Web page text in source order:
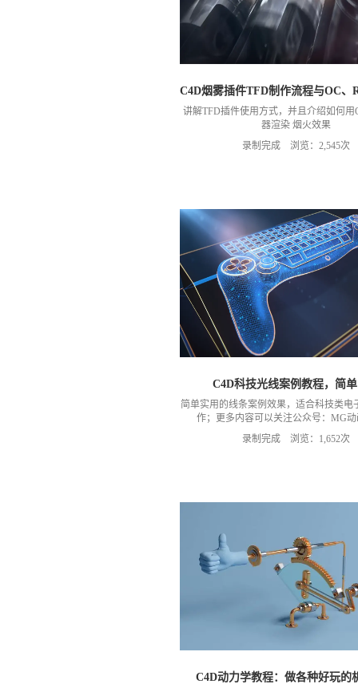
C4D烟雾插件TFD制作流程与OC、
讲解TFD插件使用方式，并且介绍如何用
器渲染 烟火效果
录制完成 浏览：2,545次
C4D科技光线案例教程，简
简单实用的线条案例效果，适合科技类电
作；更多内容可以关注公众号：MG
录制完成 浏览：1,652次
C4D动力学教程：做各种好玩的